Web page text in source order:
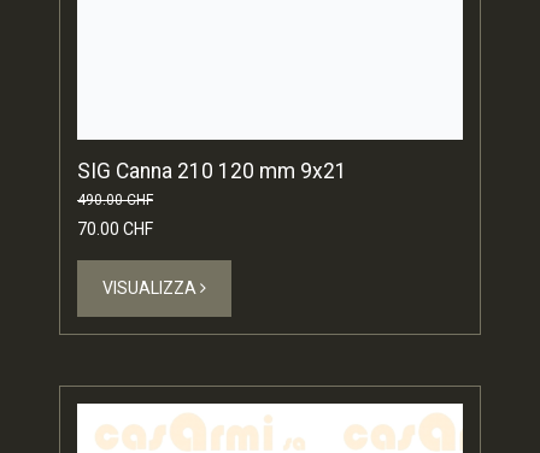
SIG Canna 210 120 mm 9x21
490.00 CHF
70.00 CHF
VISUALIZZA